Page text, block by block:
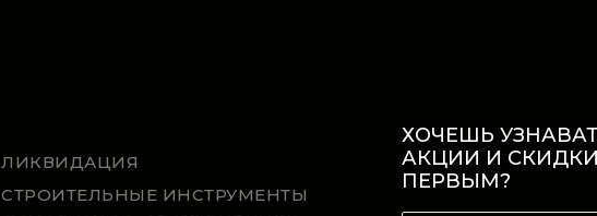
ЛИКВИДАЦИЯ
СТРОИТЕЛЬНЫЕ ИНСТРУМЕНТЫ
ХОЧЕШЬ
АКЦИИ И
ПЕРВЫМ?